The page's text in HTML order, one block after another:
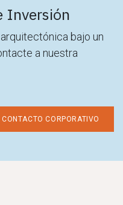
Inversión
bajo un
a nuestra
CONTACTO CORPORATIVO